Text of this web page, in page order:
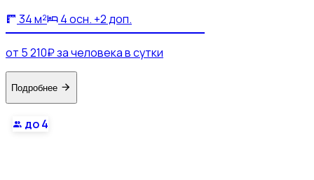
34 м² 4 осн. +2 доп.
от 5 210₽ за человека в сутки
Подробнее
до 4